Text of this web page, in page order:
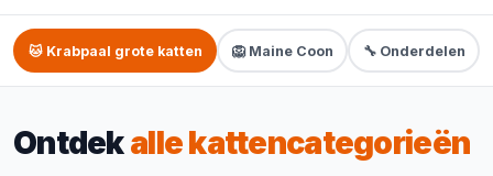
🐱 Krabpaal grote katten 🦁 Maine Coon 🔧 Onderdelen
Ontdekalle kattencategorieën